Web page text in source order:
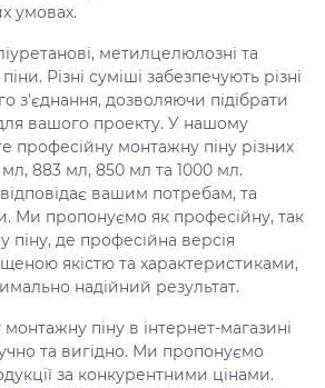
умовах.
метилцелюлозні та
Різні суміші забезпечують різні
з'єднання, дозволяючи підібрати
вашого проекту. У нашому
професійну монтажну піну різних
883 мл, 850 мл та 1000 мл.
вашим потребам, та
Ми пропонуємо як професійну, так
піну, де професійна версія
якістю та характеристиками,
надійний результат.
піну в інтернет-магазині
та вигідно. Ми пропонуємо
за конкурентними цінами.